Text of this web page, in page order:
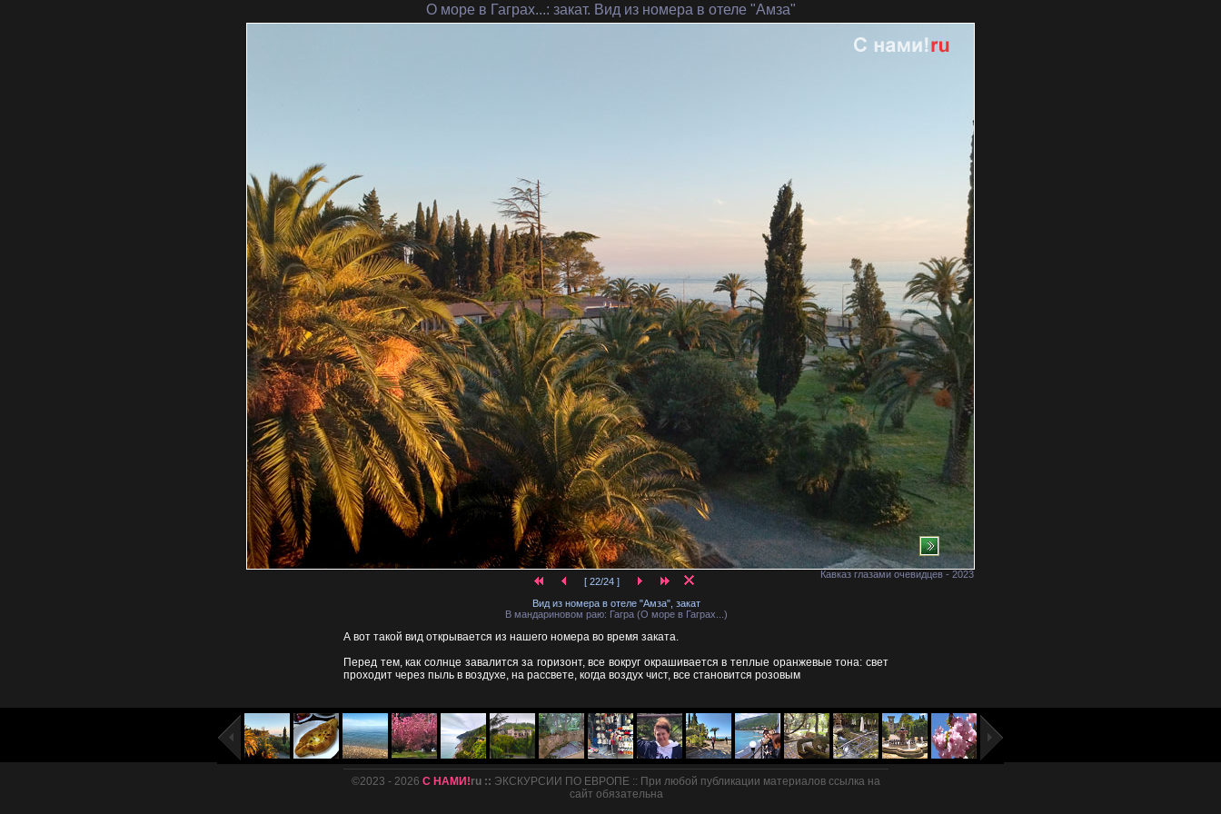
О море в Гаграх...: закат. Вид из номера в отеле "Амза"
Кавказ глазами очевидцев - 2023
[ 22/24 ]
Вид из номера в отеле "Амза", закат
В мандариновом раю: Гагра (О море в Гаграх...)
А вот такой вид открывается из нашего номера во время заката.
Перед тем, как солнце завалится за горизонт, все вокруг окрашивается в теплые оранжевые тона: свет
проходит через пыль в воздухе, на рассвете, когда воздух чист, все становится розовым
©2023 - 2026 С НАМИ!ru :: ЭКСКУРСИИ ПО ЕВРОПЕ :: При любой публикации материалов ссылка на
сайт обязательна